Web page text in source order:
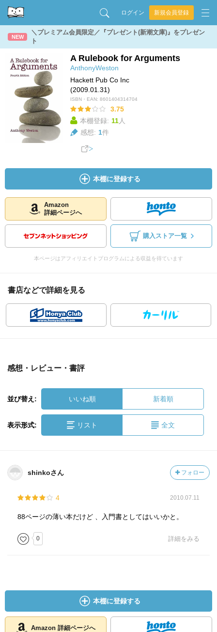
ログイン 新規会員登録
NEW
＼プレミアム会員限定／『プレゼント(新潮文庫)』をプレゼン
ト
A Rulebook for Arguments
AnthonyWeston
Hackett Pub Co Inc
(2009.01.31)
ISBN・EAN: 8601404314704
3.75
本棚登録: 11人
感想: 1件
本棚に登録する
Amazon
詳細ページへ
購入ストア一覧
本ページはアフィリエイトプログラムによる収益を得ています
書店などで詳細を見る
感想・レビュー・書評
並び替え: いいね順 新着順
表示形式: リスト 全文
shinkoさん フォロー
4 2010.07.11
88ページの薄い本だけど 、入門書としてはいいかと。
0 詳細をみる
本棚に登録する
Amazon 詳細ページへ